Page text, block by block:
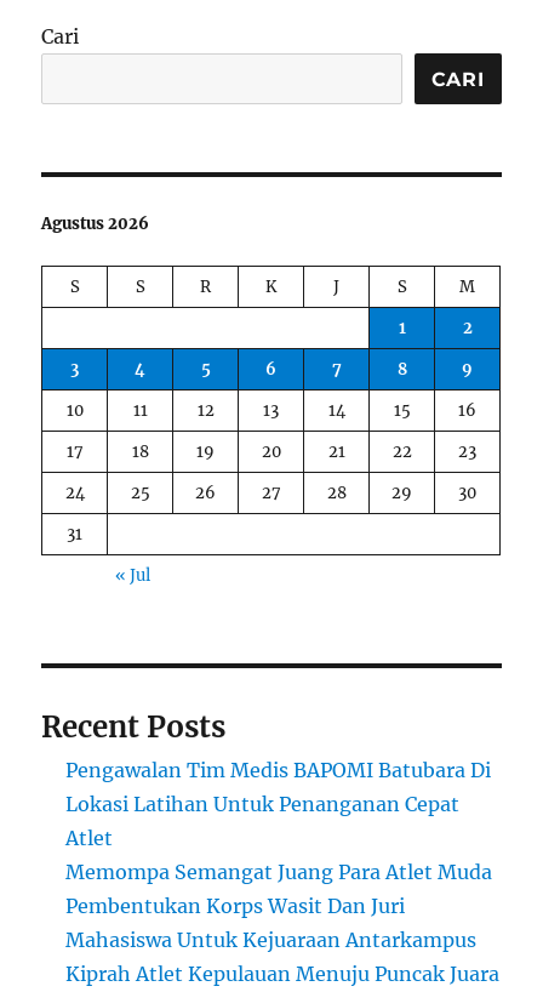
Cari
CARI
Agustus 2026
S S R K J S
M
1
2
3
4 5 6 7 8
9
10
11 12 13 14 15
16
17
18 19 20 21 22
23
24
25 26 27 28 29
30
31
« Jul
Recent Posts
Pengawalan Tim Medis BAPOMI Batubara Di
Lokasi Latihan Untuk Penanganan Cepat
Atlet
Memompa Semangat Juang Para Atlet Muda
Pembentukan Korps Wasit Dan Juri
Mahasiswa Untuk Kejuaraan Antarkampus
Kiprah Atlet Kepulauan Menuju Puncak Juara